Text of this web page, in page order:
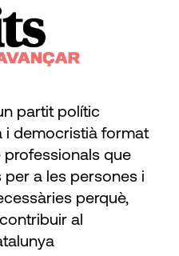
partit polític
i democristià format
professionals que
a les persones i
perquè,
al